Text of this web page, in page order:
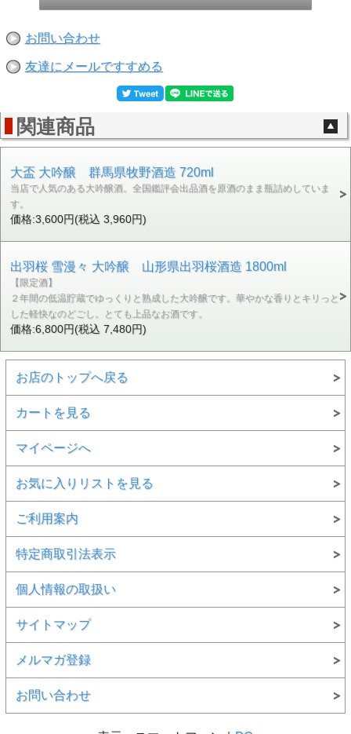
お問い合わせ
友達にメールですすめる
関連商品
大盃 大吟醸 群馬県牧野酒造 720ml
当店で人気のある大吟醸酒。全国鑑評会出品酒を原酒のまま瓶詰めしていま
す。
価格:3,600円(税込 3,960円)
出羽桜 雪漫々 大吟醸 山形県出羽桜酒造 1800ml
【限定酒】
２年間の低温貯蔵でゆっくりと熟成した大吟醸です。華やかな香りとキリっと
した軽快なのどごし。とても上品なお酒です。
価格:6,800円(税込 7,480円)
お店のトップへ戻る
カートを見る
マイページへ
お気に入りリストを見る
ご利用案内
特定商取引法表示
個人情報の取扱い
サイトマップ
メルマガ登録
お問い合わせ